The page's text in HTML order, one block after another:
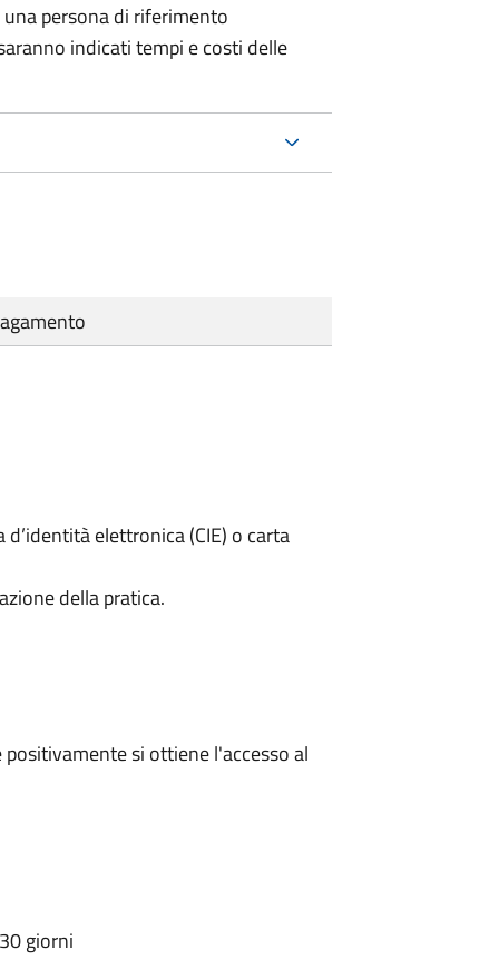
persona di riferimento
indicati tempi e costi delle
elettronica (CIE) o carta
della pratica.
si ottiene l'accesso al
giorni